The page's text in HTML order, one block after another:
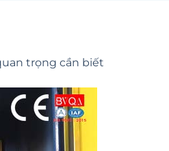
trọng cần biết